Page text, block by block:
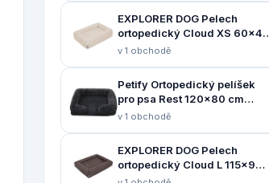
EXPLORER DOG Pelech
ortopedický Cloud XS 60x40
Vanilla Beige
v 1 obchodě
Petify Ortopedický pelíšek
pro psa Rest 120x80 cm
černý
v 1 obchodě
EXPLORER DOG Pelech
ortopedický Cloud L 115x90
Mocha Brown